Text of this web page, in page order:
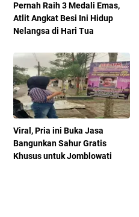
Pernah Raih 3 Medali Emas,
Atlit Angkat Besi Ini Hidup
Nelangsa di Hari Tua
Viral, Pria ini Buka Jasa
Bangunkan Sahur Gratis
Khusus untuk Jomblowati